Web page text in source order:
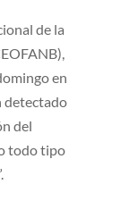
de la
en
detectado
del
todo tipo